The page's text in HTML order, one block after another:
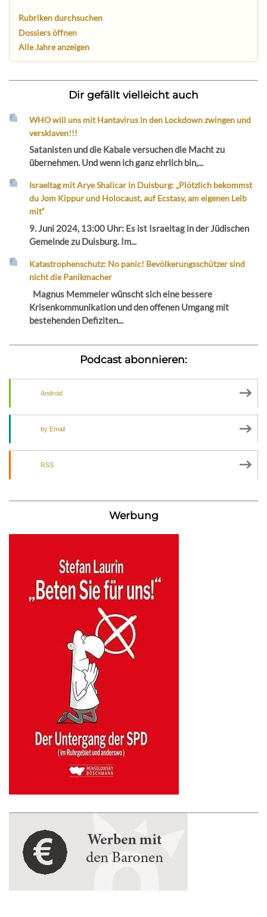
Rubriken durchsuchen
Dossiers öffnen
Alle Jahre anzeigen
Dir gefällt vielleicht auch
WHO will uns mit Hantavirus in den Lockdown zwingen und
versklaven!!!
Satanisten und die Kabale versuchen die Macht zu
übernehmen. Und wenn ich ganz ehrlich bin,...
Israeltag mit Arye Shalicar in Duisburg: „Plötzlich bekommst
du Jom Kippur und Holocaust, auf Ecstasy, am eigenen Leib
mit“
9. Juni 2024, 13:00 Uhr: Es ist Israeltag in der Jüdischen
Gemeinde zu Duisburg. Im...
Katastrophenschutz: No panic! Bevölkerungsschützer sind
nicht die Panikmacher
Magnus Memmeler wünscht sich eine bessere
Krisenkommunikation und den offenen Umgang mit
bestehenden Defiziten...
Podcast abonnieren:
Android
by Email
RSS
Werbung